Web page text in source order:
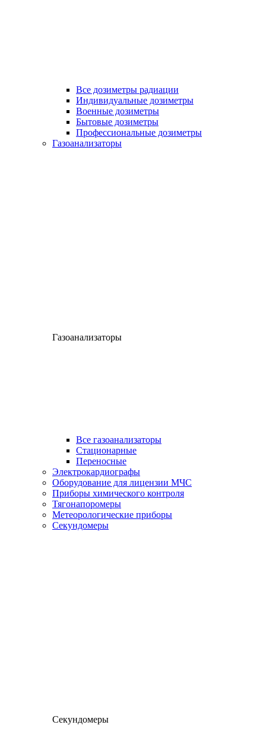
Все дозиметры радиации
Индивидуальные дозиметры
Военные дозиметры
Бытовые дозиметры
Профессиональные дозиметры
Газоанализаторы
Газоанализаторы
Все газоанализаторы
Cтационарные
Переносные
Электрокардиографы
Оборудование для лицензии МЧС
Приборы химического контроля
Тягонапоромеры
Метеорологические приборы
Секундомеры
Секундомеры